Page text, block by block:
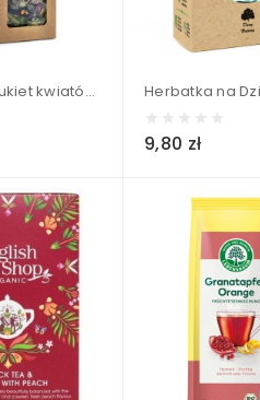
Herbatka Bukiet kwiatów- Liofilizowana BIO - Dary Natury 15 g
9,80 zł